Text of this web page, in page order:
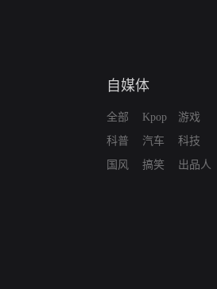
自媒体
全部
科普
国风
Kpop
汽车
搞笑
游戏
科技
出品人